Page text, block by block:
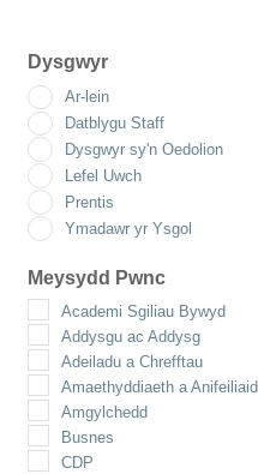
Dysgwyr
Ar-lein
Datblygu Staff
Dysgwyr sy'n Oedolion
Lefel Uwch
Prentis
Ymadawr yr Ysgol
Meysydd Pwnc
Academi Sgiliau Bywyd
Addysgu ac Addysg
Adeiladu a Chrefftau
Amaethyddiaeth a Anifeiliaid
Amgylchedd
Busnes
CDP